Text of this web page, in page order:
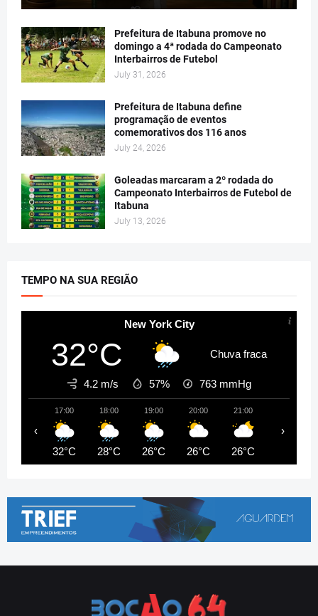
Prefeitura de Itabuna promove no
domingo a 4ª rodada do Campeonato
Interbairros de Futebol
July 31, 2026
Prefeitura de Itabuna define
programação de eventos
comemorativos dos 116 anos
July 24, 2026
Goleadas marcaram a 2º rodada do
Campeonato Interbairros de Futebol de
Itabuna
July 13, 2026
TEMPO NA SUA REGIÃO
New York City
32°C Chuva fraca
4.2 m/s 57% 763 mmHg
17:00
32°C
18:00
28°C
19:00
26°C
20:00
26°C
21:00
26°C
‹ ›